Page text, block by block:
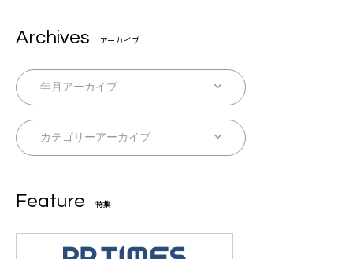
Archives アーカイブ
Feature 特集